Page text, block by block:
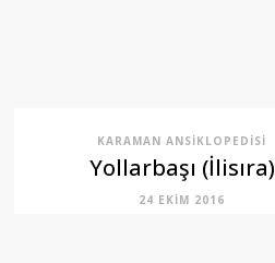
KARAMAN ANSIKLOPEDISI
Yollarbaşı (İlisıra)
24 EKIM 2016